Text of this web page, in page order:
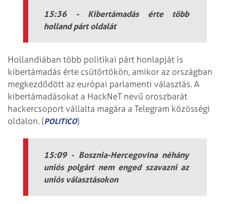
15:36 - Kibertámadás érte több
holland párt oldalát
Hollandiában több politikai párt honlapját is
kibertámadás érte csütörtökön, amikor az országban
megkezdődött az európai parlamenti választás. A
kibertámadásokat a HackNeT nevű oroszbarát
hackercsoport vállalta magára a Telegram közösségi
oldalon. (POLITICO)
15:09 - Bosznia-Hercegovina néhány
uniós polgárt nem enged szavazni az
uniós választásokon